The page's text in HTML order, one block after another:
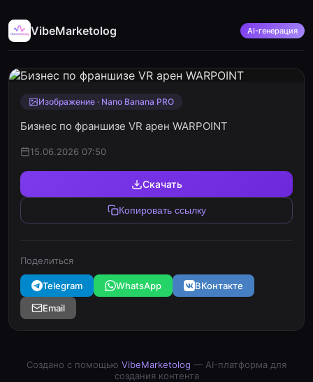
VibeMarketolog AI-генерация
Изображение · Nano Banana PRO
Бизнес по франшизе VR арен WARPOINT
15.06.2026 07:50
Скачать
Копировать ссылку
Поделиться
Telegram WhatsApp
ВКонтакте
Email
Создано с помощью VibeMarketolog — AI-платформа для
создания контента